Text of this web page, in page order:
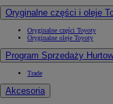
Oryginalne części i oleje
Oryginalne części Toyoty
Oryginalne oleje Toyoty
Program Sprzedaży
Trade
Akcesoria